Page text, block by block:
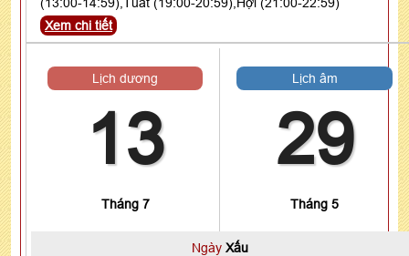
Xem chi tiết
Lịch dương
13
Tháng 7
Lịch âm
29
Tháng 5
Ngày Xấu